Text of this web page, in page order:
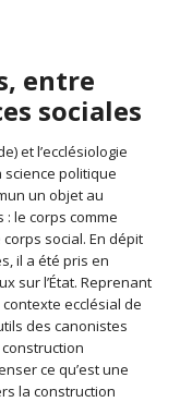
entre
sociales
et l’ecclésiologie
science politique
un objet au
le corps comme
social. En dépit
il a été pris en
sur l’État. Reprenant
ecclésial de
des canonistes
ce qu’est une
la construction